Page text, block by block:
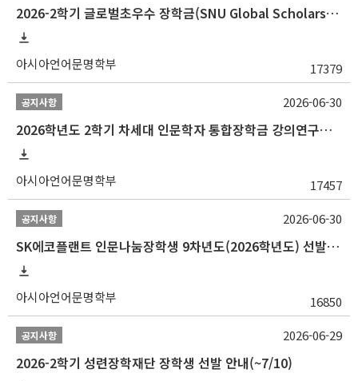
2026-2학기 글로벌초우수 장학금(SNU Global Scholarship, GS) 신청 안내(~7/12 23:00)
아시아언어문명학부 17379
공지사항
2026학년도 2학기 차세대 인문학자 통합장학금 강의연구조교 선발 안내(~7/8)
아시아언어문명학부 17457
2026-06-30
공지사항
SK에코플랜트 인문나눔장학생 9차년도(2026학년도) 선발 안내(~7/20)
아시아언어문명학부 16850
2026-06-30
공지사항
2026-2학기 성련장학재단 장학생 선발 안내(~7/10)
2026-06-29